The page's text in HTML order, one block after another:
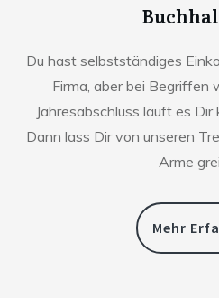
Du hast selbstständiges
Firma, aber bei Begriffen
Jahresabschluss läuft es
Dann lass Dir von unseren
Arme
Mehr